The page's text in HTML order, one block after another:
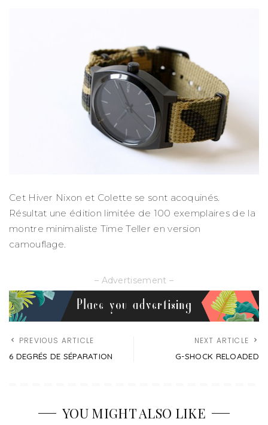
Cet Hiver Nixon et Colette se sont acoquinés.
Résultat une édition limitée de 100 exemplaires de la
montre minimaliste Time Teller en version
camouflage.
– Advertisement –
PREVIOUS ARTICLE
6 DEGRÉS DE SÉPARATION
NEXT ARTICLE
G-SHOCK RELOADED
YOU MIGHT ALSO LIKE